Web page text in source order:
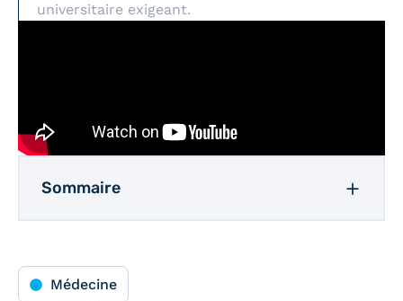
universitaire exigeant.
Sommaire
Médecine